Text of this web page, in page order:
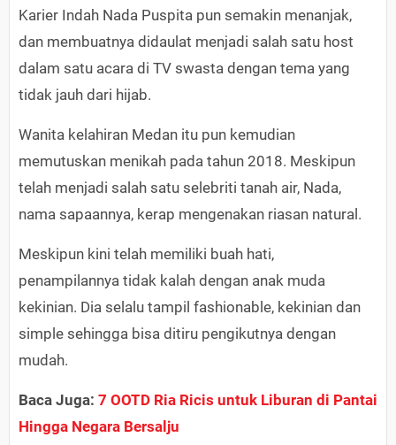
Karier Indah Nada Puspita pun semakin menanjak,
dan membuatnya didaulat menjadi salah satu host
dalam satu acara di TV swasta dengan tema yang
tidak jauh dari hijab.
Wanita kelahiran Medan itu pun kemudian
memutuskan menikah pada tahun 2018. Meskipun
telah menjadi salah satu selebriti tanah air, Nada,
nama sapaannya, kerap mengenakan riasan natural.
Meskipun kini telah memiliki buah hati,
penampilannya tidak kalah dengan anak muda
kekinian. Dia selalu tampil fashionable, kekinian dan
simple sehingga bisa ditiru pengikutnya dengan
mudah.
Baca Juga: 7 OOTD Ria Ricis untuk Liburan di Pantai
Hingga Negara Bersalju